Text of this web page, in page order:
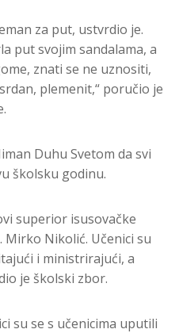
za put, ustvrdio je.
put svojim sandalama, a
znati se ne uznositi,
plemenit,“ poručio je
Duhu Svetom da svi
školsku godinu.
superior isusovačke
Nikolić. Učenici su
i ministrirajući, a
je školski zbor.
su se s učenicima uputili